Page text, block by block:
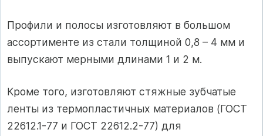
Профили и полосы изготовляют в большом
ассортименте из стали толщиной 0,8 – 4 мм и
выпускают мерными длинами 1 и 2 м.
Кроме того, изготовляют стяжные зубчатые
ленты из термопластичных материалов (ГОСТ
22612.1-77 и ГОСТ 22612.2-77) для